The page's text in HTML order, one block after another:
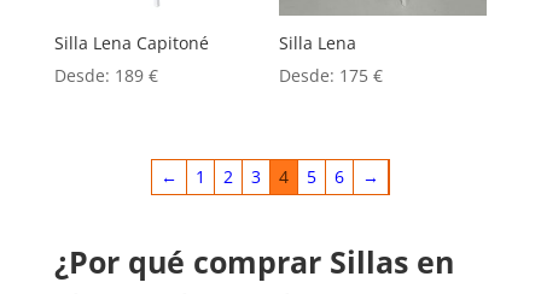
Silla Lena Capitoné
Desde: 189 €
Silla Lena
Desde: 175€
← 1 2 3 4 5 6 →
¿Por qué comprar Sillas en